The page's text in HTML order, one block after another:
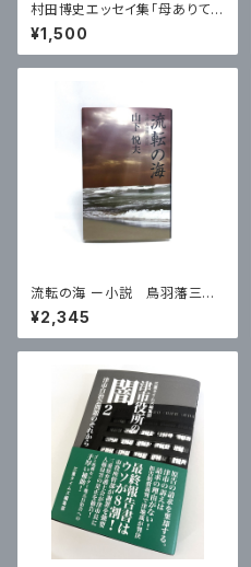
村田博史エッセイ集「母ありてこ
そ …想い出の昭和史」
¥1,500
流転の海 ー小説 鳥羽藩三代
記
¥2,345